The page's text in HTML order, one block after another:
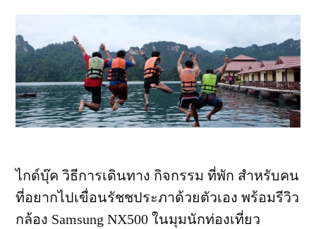
สุราษฎร์ธานี
ไกด์บุ๊ค วิธีการเดินทาง กิจกรรม ที่พัก สำหรับคน
ที่อยากไปเขื่อนรัชชประภาด้วยตัวเอง พร้อมรีวิว
กล้อง Samsung NX500 ในมุมนักท่องเที่ยว